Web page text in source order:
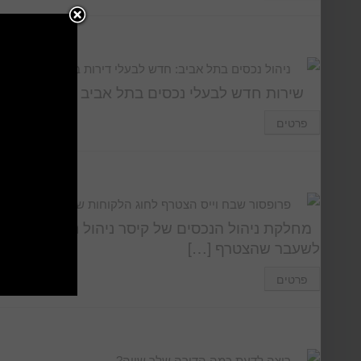
ניהול נכסים בתל אביב: חדש לבעלי דירות בתל אביב
שירות חדש לבעלי נכסים בתל אביב !!! חברת קיסר
פרטים
פרופסור שבח וייס הצטרף לחוג הלקוחות של קיסר ניהול
מחלקת ניהול הנכסים של קיסר ניהול נכסים
לשעבר שהצטרף […]
פרטים